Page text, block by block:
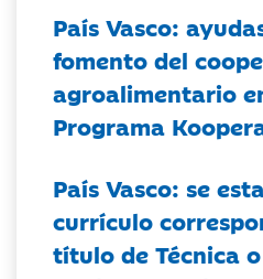
País Vasco:
fomento del
agroalimentario
Programa
País Vasco: se
currículo
título de Técnica